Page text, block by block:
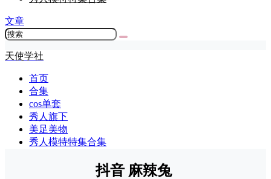
文章
天使学社
首页
合集
cos单套
秀人旗下
美足美物
秀人模特特集合集
抖音 麻辣兔